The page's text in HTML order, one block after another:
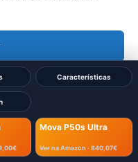
Aviso Legal
Características
Mova P50s Ultra
Ver na Amazon · 840,07€
?